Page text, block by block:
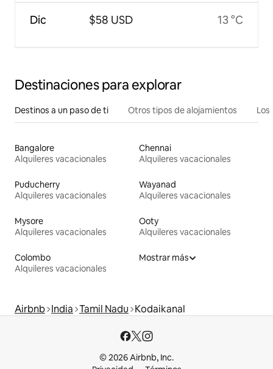
Dic $58 USD 13 °C
Destinaciones para explorar
Destinos a un paso de ti Otros tipos de alojamientos
Bangalore
Alquileres vacacionales
Chennai
Alquileres vacacionales
Puducherry
Alquileres vacacionales
Wayanad
Alquileres vacacionales
Mysore
Alquileres vacacionales
Ooty
Alquileres vacacionales
Colombo
Alquileres vacacionales
Mostrar más
Airbnb India Tamil Nadu Kodaikanal
© 2026 Airbnb, Inc.